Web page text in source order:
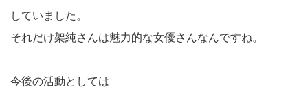
していました。
それだけ架純さんは魅力的な女優さんなんですね。
今後の活動としては